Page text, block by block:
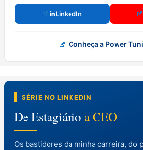
LinkedIn
Conheça a Power
SÉRIE NO LINKEDIN
De Estagiário a CEO
Os bastidores da minha carreira, do